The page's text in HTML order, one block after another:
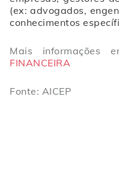
(ex: advogados,
conhecimentos
Mais informações
FINANCEIRA
Fonte: AICEP